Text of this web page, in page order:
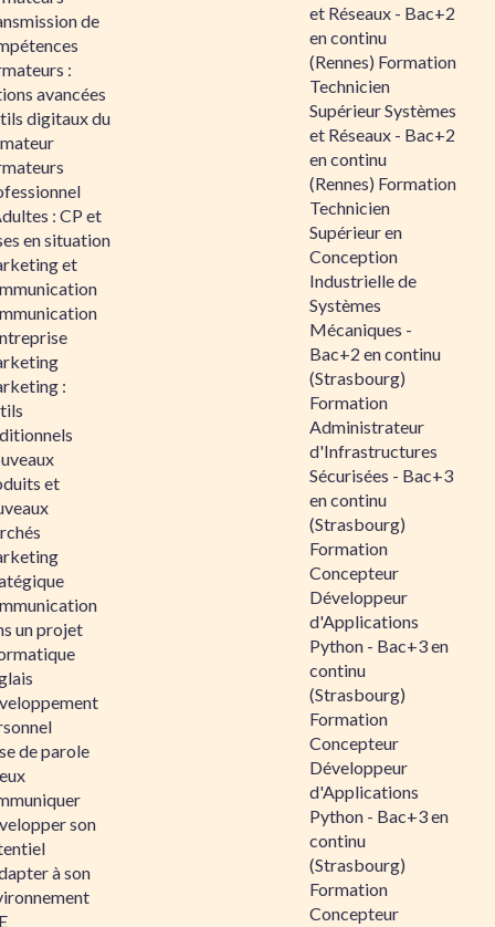
de
:
avancées
digitaux du
: CP et
en situation
et
:
et
un projet
de parole
son
à son
et Réseaux - Bac+2
en continu
(Rennes) Formation
Technicien
Supérieur Systèmes
et Réseaux - Bac+2
en continu
(Rennes) Formation
Technicien
Supérieur en
Conception
Industrielle de
Systèmes
Mécaniques -
Bac+2 en continu
(Strasbourg)
Formation
Administrateur
d'Infrastructures
Sécurisées - Bac+3
en continu
(Strasbourg)
Formation
Concepteur
Développeur
d'Applications
Python - Bac+3 en
continu
(Strasbourg)
Formation
Concepteur
Développeur
d'Applications
Python - Bac+3 en
continu
(Strasbourg)
Formation
Concepteur